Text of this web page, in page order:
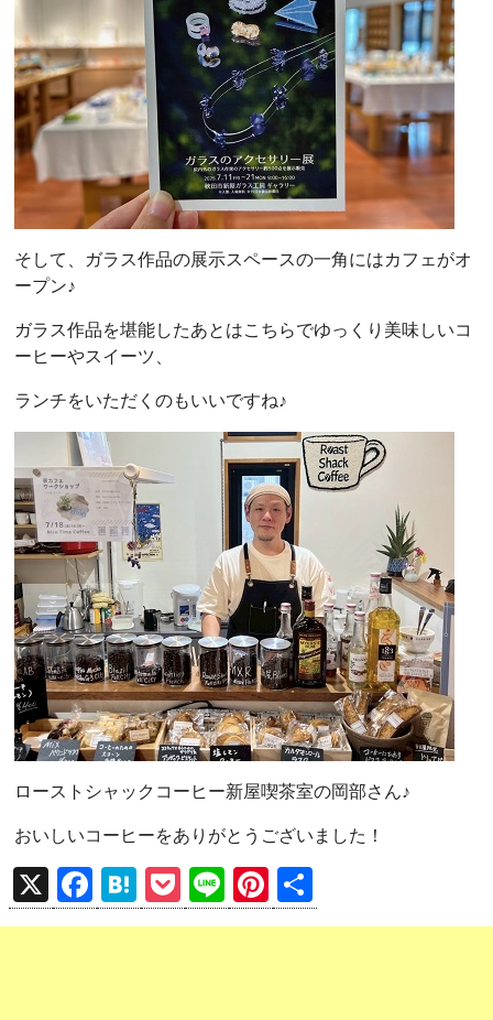
そして、ガラス作品の展示スペースの一角にはカフェがオ
ープン♪
ガラス作品を堪能したあとはこちらでゆっくり美味しいコ
ーヒーやスイーツ、
ランチをいただくのもいいですね♪
ローストシャックコーヒー新屋喫茶室の岡部さん♪
おいしいコーヒーをありがとうございました！
X
F
a
H
at
P
o
Li
n
Pi
nt 有